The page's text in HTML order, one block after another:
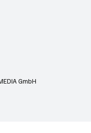
GmbH